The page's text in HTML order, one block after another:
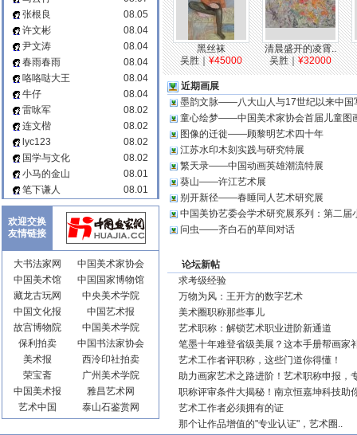
• flytiger 发布文章“
骏驰云章”，点
击查看：http://huajia.cc/1wQ
• 由 中国宋庆龄青少年科技文化交
流中心、北京画院 主办的〖未来
白石美育艺术季·童心童语
2026-07-23至2026-08-02在〖北
京画院美术馆
• flytiger 修改〖
〗的创作方
向、逝世年月、艺术简介等信
息！
• flytiger 修改〖
向、逝世年月、籍贯、艺术简介
等信息！
• flytiger 发布文章“
中国美术家协
会数字美术馆上线活动在京举
”，点击查看：http://huajia.cc/1
wP
• 高瑶瑶工笔画 推荐 画家〖高瑶
瑶工笔画〗，现任职业画家。
• flytiger 发布文章“国博此展，唯
人民”，点击查看：http://huajia.c
c/1wO
• 由 山东美术馆，清华大学美术学
院 主办的〖
图像的迁徙——顾黎
明艺术四十年
〗将于2026-08-01
至2026-08-30在〖山东省美术
〗举办。
• flytiger 发布文章“从美院到直播
间，艺术生的新赛道 ”，点击查
看：http://huajia.cc/1wN
• 由 中国美术家协会、山东省文化
张根良
08.05
许文彬
08.04
尹文涛
08.04
春雨春雨
08.04
咯咯哒大王
08.04
牛仔
08.04
雷咏军
08.02
连文楷
08.02
lyc123
08.02
国学与文化
08.02
小马的金山
08.01
笔下谦人
08.01
欢迎交换
友情链接
大书法家网
中国美术家协会
中国美术馆
中国国家博物馆
藏龙古玩网
中央美术学院
中国文化报
中国艺术报
故宫博物院
中国美术学院
保利拍卖
中国书法家协会
美术报
西泠印社拍卖
荣宝斋
广州美术学院
中国美术报
雅昌艺术网
艺术中国
泰山石鉴赏网
黑丝袜
吴胜｜¥45000
清晨盛开的凌霄..
吴胜｜¥32000
近期画展
墨韵文脉——八大山人与17世纪以来中国
童心绘梦——中国美术家协会首届儿童图
图像的迁徙——顾黎明艺术四十年
江苏水印木刻实践与研究特展
繁天录——中国动画英雄潮流特展
葵山——许江艺术展
别开新径——春睡同人艺术研究展
中国美协艺委会学术研究展系列：第二届
问虫——齐白石的草间对话
论坛新帖
求考级经验
万物为风：王开方的数字艺术
美术圈职称那些事儿
艺术职称：解锁艺术职业进阶新通道
笔墨十年难登省级美展？这本手册帮画家
艺术工作者评职称，这些门道你得懂！
助力画家艺术之路进阶！艺术职称申报，
职称评审条件大揭秘！南京恒嘉坤科技助
艺术工作者必须拥有的证
那个让作品增值的"专业认证"，艺术圈..